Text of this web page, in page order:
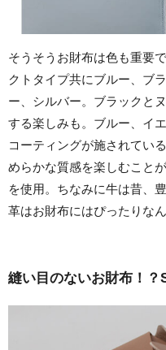
そうそうお財布は色も重要
クトタイプ共にブルー、ブ
ー、シルバー。ブラックと
する楽しみも。ブルー、イ
コーティングが施されてい
めらかな質感を楽しむこと
を使用。ちなみに牛は昔、
革はお財布にはぴったりなん
縫い目のないお財布！？